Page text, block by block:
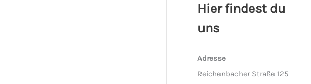
Hier findest du
uns
Adresse
Reichenbacher Straße 125